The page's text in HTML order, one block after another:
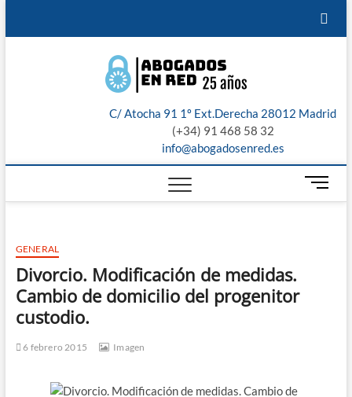
en Red:
Madrid,
Toledo,
Malaga,
C/ Atocha 91 1º Ext.Derecha 28012 Madrid
(+34) 91 468 58 32
info@abogadosenred.es
B
o
GENERAL
Divorcio. Modificación de medidas.
Cambio de domicilio del progenitor
custodio.
6 febrero 2015 Imagen